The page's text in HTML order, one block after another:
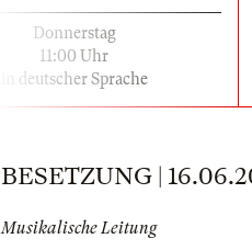
Donnerstag
11:00 Uhr
in deutscher Sprache
BESETZUNG |
Musikalische Leitung